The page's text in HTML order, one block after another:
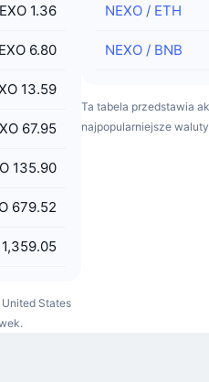
1.36
6.80
13.59
67.95
135.90
679.52
States
NEXO/ ETH
NEXO/ BNB
Ta tabela przedstawia
najpopularniejsze